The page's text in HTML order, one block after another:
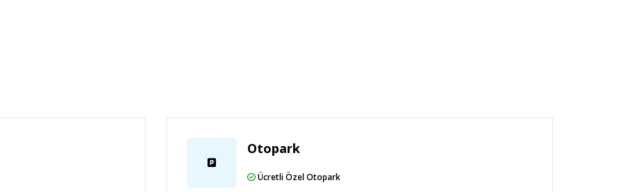
çıkış mevcuttur. Otelde konferans alanı ve
transfer servisi (24 saat) ücretli
alma hizmeti ücretlidir.
nazır yemek servisi sunuyor.
oturma salonunda misafirlerimize
Otopark
Ücretli Özel Otopark